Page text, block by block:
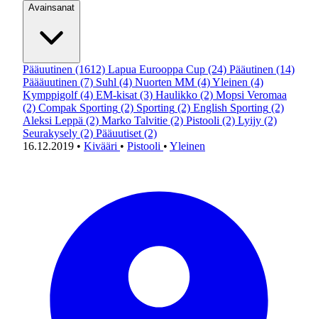
Avainsanat
Pääuutinen (1612) Lapua Eurooppa Cup (24) Pääutinen (14)
Päääuutinen (7) Suhl (4) Nuorten MM (4)Yleinen (4)
Kymppigolf (4) EM-kisat (3) Haulikko (2) Mopsi Veromaa
(2) Compak Sporting (2) Sporting (2) English Sporting (2)
Aleksi Leppä (2) Marko Talvitie (2) Pistooli (2) Lyijy (2)
Seurakysely (2) Pääuutiset (2)
16.12.2019 • Kivääri • Pistooli • Yleinen